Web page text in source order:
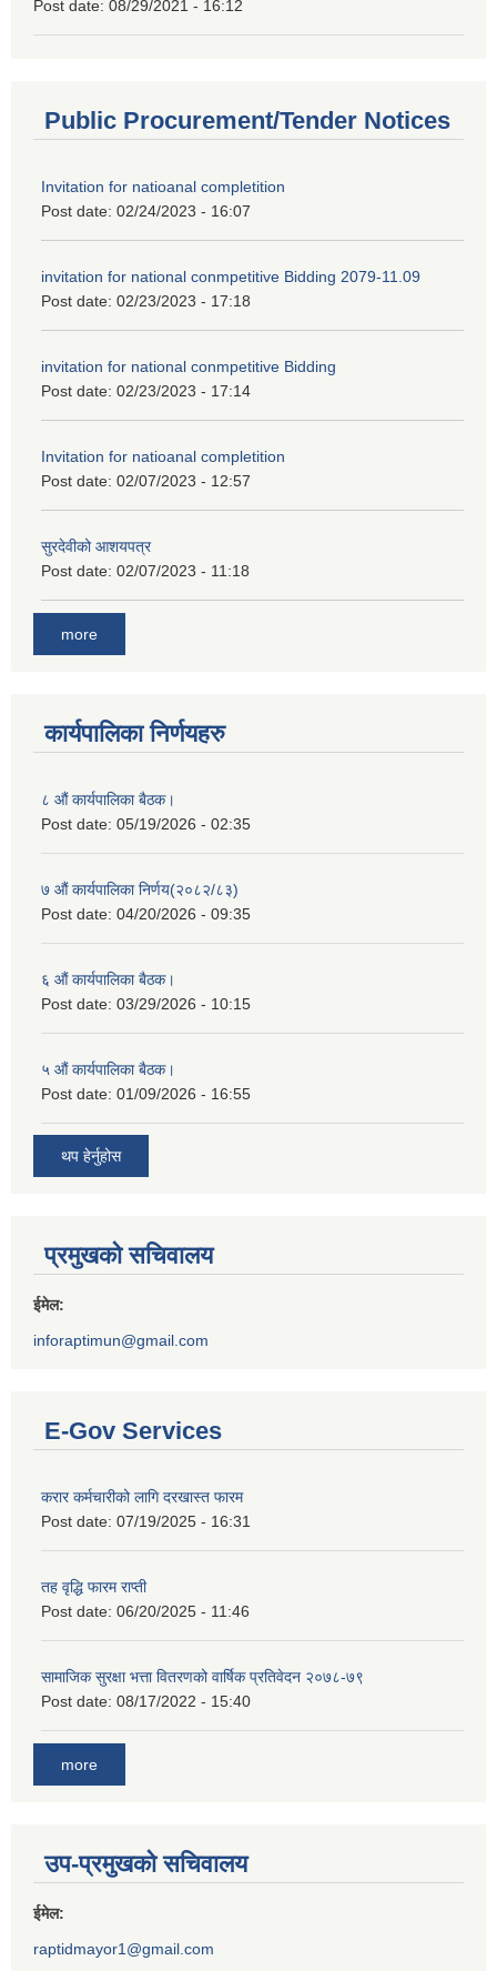
Post date: 08/29/2021 - 16:12
Public Procurement/Tender Notices
Invitation for natioanal completition
Post date: 02/24/2023 - 16:07
invitation for national conmpetitive Bidding 2079-11.09
Post date: 02/23/2023 - 17:18
invitation for national conmpetitive Bidding
Post date: 02/23/2023 - 17:14
Invitation for natioanal completition
Post date: 02/07/2023 - 12:57
सुरदेवीको आशयपत्र
Post date: 02/07/2023 - 11:18
more
कार्यपालिका निर्णयहरु
८ औं कार्यपालिका बैठक।
Post date: 05/19/2026 - 02:35
७ औं कार्यपालिका निर्णय(२०८२/८३)
Post date: 04/20/2026 - 09:35
६ औं कार्यपालिका बैठक।
Post date: 03/29/2026 - 10:15
५ औं कार्यपालिका बैठक।
Post date: 01/09/2026 - 16:55
थप हेर्नुहोस
प्रमुखको सचिवालय
ईमेल:
inforaptimun@gmail.com
E-Gov Services
करार कर्मचारीको लागि दरखास्त फारम
Post date: 07/19/2025 - 16:31
तह वृद्धि फारम राप्ती
Post date: 06/20/2025 - 11:46
सामाजिक सुरक्षा भत्ता वितरणको वार्षिक प्रतिवेदन २०७८-७९
Post date: 08/17/2022 - 15:40
more
उप-प्रमुखको सचिवालय
ईमेल:
raptidmayor1@gmail.com